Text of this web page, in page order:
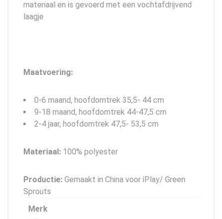
materiaal en is gevoerd met een vochtafdrijvend
laagje
Maatvoering:
0-6 maand, hoofdomtrek 35,5- 44 cm
9-18 maand, hoofdomtrek 44-47,5 cm
2-4 jaar, hoofdomtrek 47,5- 53,5 cm
Materiaal: 100% polyester
Productie: Gemaakt in China voor iPlay/ Green
Sprouts
Merk